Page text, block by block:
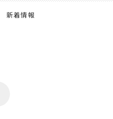
新着情報